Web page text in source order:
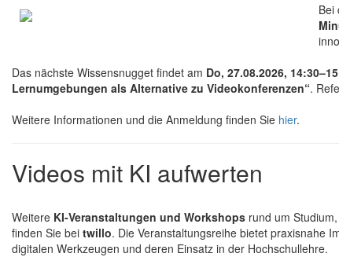
Bei
Das nächste Wissensnugget findet am Do, 27.08.2026,
Lernumgebungen als Alternative zu Videokonferenzen“.
Weitere Informationen und die Anmeldung finden Sie hier.
Videos mit KI aufwerten
Weitere KI-Veranstaltungen und Workshops rund um
finden Sie bei twillo. Die Veranstaltungsreihe bietet praxisnahe
digitalen Werkzeugen und deren Einsatz in der Hochschullehre.